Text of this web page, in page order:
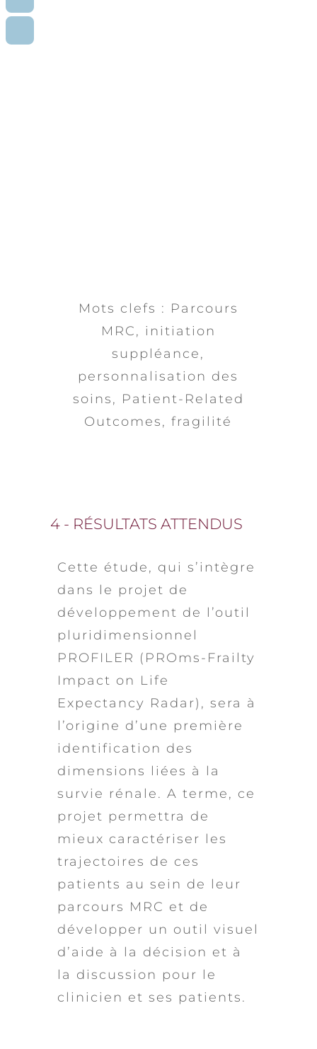
Mots clefs : Parcours
MRC, initiation
suppléance,
personnalisation des
soins, Patient-Related
Outcomes, fragilité
4 - RÉSULTATS ATTENDUS
Cette étude, qui s’intègre
dans le projet de
développement de l’outil
pluridimensionnel
PROFILER (PROms-Frailty
Impact on Life
Expectancy Radar), sera à
l’origine d’une première
identification des
dimensions liées à la
survie rénale. A terme, ce
projet permettra de
mieux caractériser les
trajectoires de ces
patients au sein de leur
parcours MRC et de
développer un outil visuel
d’aide à la décision et à
la discussion pour le
clinicien et ses patients.